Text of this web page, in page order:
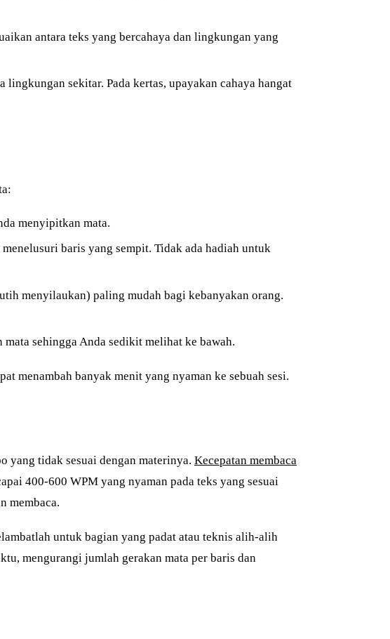
antara teks yang bercahaya dan lingkungan yang
sekitar. Pada kertas, upayakan cahaya hangat
menyipitkan mata.
baris yang sempit. Tidak ada hadiah untuk
menyilaukan) paling mudah bagi kebanyakan orang.
sehingga Anda sedikit melihat ke bawah.
menambah banyak menit yang nyaman ke sebuah sesi.
yang tidak sesuai dengan materinya. Kecepatan membaca
400-600 WPM yang nyaman pada teks yang sesuai
membaca.
untuk bagian yang padat atau teknis alih-alih
mengurangi jumlah gerakan mata per baris dan